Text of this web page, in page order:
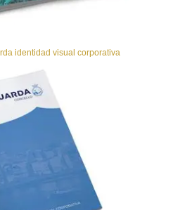
identidad visual corporativa